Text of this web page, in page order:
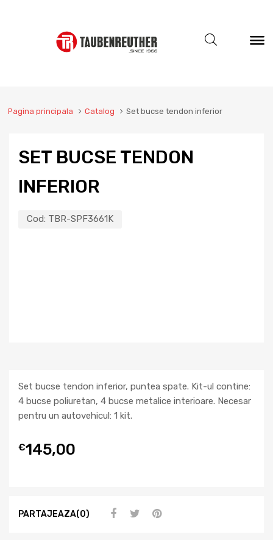
Pagina principala Catalog Set bucse tendon inferior
SET BUCSE TENDON
INFERIOR
Cod: TBR-SPF3661K
Set bucse tendon inferior, puntea spate. Kit-ul contine:
4 bucse poliuretan, 4 bucse metalice interioare. Necesar
pentru un autovehicul: 1 kit.
€145,00
PARTAJEAZA(0)